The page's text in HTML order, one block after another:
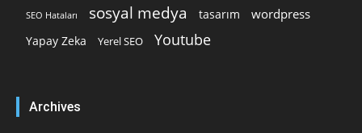
SEO Hataları sosyal medya tasarım wordpress
Yapay Zeka Yerel SEO Youtube
Archives